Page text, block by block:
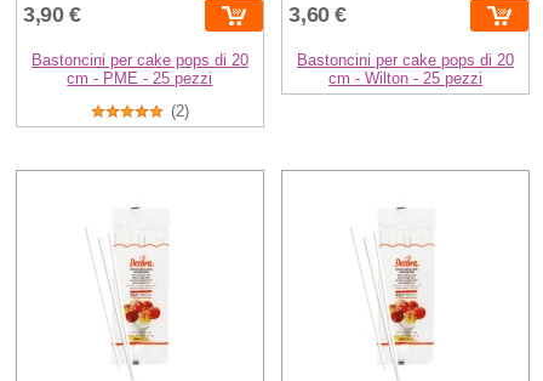
3,90 €
Bastoncini per cake pops di 20
cm - PME - 25 pezzi
(2)
3,60 €
Bastoncini per cake pops di 20
cm - Wilton - 25 pezzi